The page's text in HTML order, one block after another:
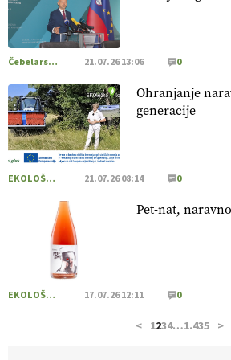
pridelava aronije
v dobrem desetletju
kmetijsko in podjetniško zgodbo.
https://t.co/EulJoSBYMi @EUAgri #IMCAP #CAP
https://t.co/xp1oihBDaJ
[EKOloško = LOGIČNO ]
Ekološka vina
doma in v tujini
. Zato je ekološka
za slovenske vinarje
@EUAgri #IMCAP #CAP https://t.co/
[EKOloško = LOGIČNO
kmetijstva in uspešno prenovo kmetij
https://t.co/RRn8unbwXp @EUAgri #IMCAP
https://t.co/mnLHFv2VuP
Čebelarstvo 21.07.26 13:06 0
Ohranjanje
generacije
EKOLOŠKO LOGIČNO 21.07.26 08:14 0
Pet-nat,
EKOLOŠKO LOGIČNO 17.07.26 12:11 0
< 1234…1.435 >